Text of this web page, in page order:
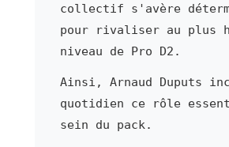
collectif s'avère
pour rivaliser au plus
niveau de Pro D2.
Ainsi, Arnaud Duputs
quotidien ce rôle
sein du pack.